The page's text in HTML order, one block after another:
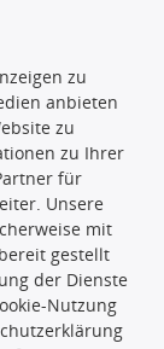
Daten,
Datenbank,
Es ist zu
ohne
zu
Dritte ausführen
zu
anbieten
zu
zu Ihrer
für
Unsere
mit
gestellt
der Dienste
Nutzung